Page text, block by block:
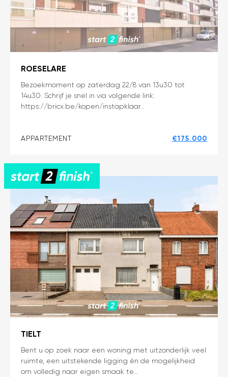
Instapklaar
investeringsappartement
met
rendement
Garage
Berging
ROESELARE
Bezoekmoment op zaterdag 22/8 van 13u30 tot
14u30. Schrijf je snel in via volgende link:
https://bricx.be/kopen/instapklaar…
APPARTEMENT €175.000
Verrassend
ruime
gezinswoning
TIELT
Bent u op zoek naar een woning met uitzonderlijk veel
ruimte, een uitstekende ligging én de mogelijkheid
om volledig naar eigen smaak te…